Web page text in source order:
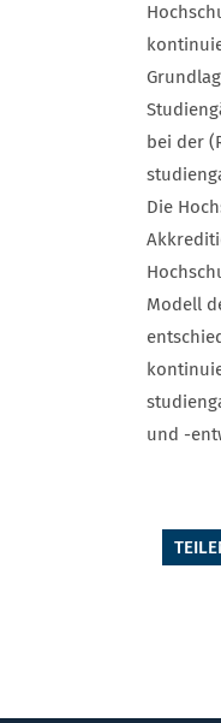
bei der
Die
Modell
und -